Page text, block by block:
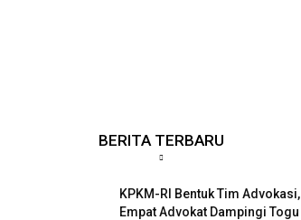
BERITA TERBARU
KPKM-RI Bentuk Tim Advokasi,
Empat Advokat Dampingi Togu